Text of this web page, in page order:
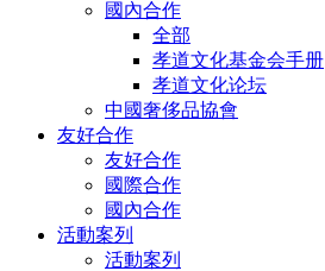
國內合作
全部
孝道文化基金会手册
孝道文化论坛
中國奢侈品協會
友好合作
友好合作
國際合作
國內合作
活動案列
活動案列